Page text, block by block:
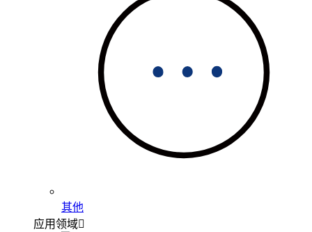
其他
应用领域